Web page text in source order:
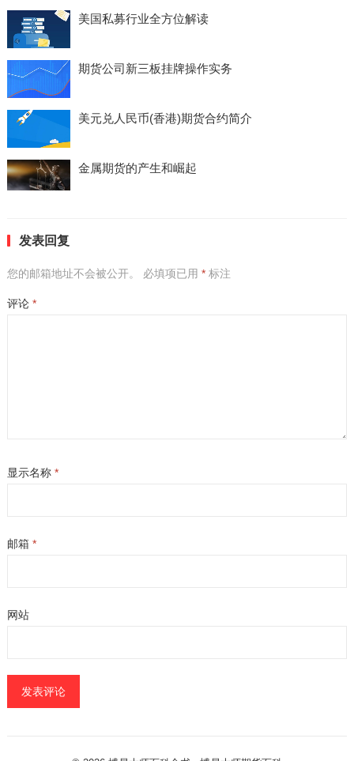
美国私募行业全方位解读
期货公司新三板挂牌操作实务
美元兑人民币(香港)期货合约简介
金属期货的产生和崛起
发表回复
您的邮箱地址不会被公开。 必填项已用 *标注
评论 *
显示名称 *
邮箱 *
网站